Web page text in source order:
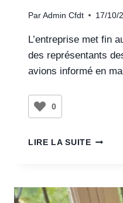
Par Admin Cfdt 17/10/
L’entreprise met fin
des représentants
avions informé en
0
LIRE LA SUITE